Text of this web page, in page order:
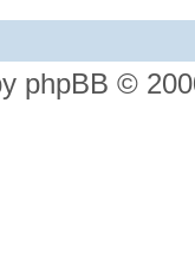
phpBB ©